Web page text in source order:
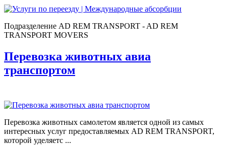
Подразделение AD REM TRANSPORT - AD REM
TRANSPORT MOVERS
Перевозка животных авиа
транспортом
Перевозка животных самолетом является одной из самых
интересных услуг предоставляемых AD REM TRANSPORT,
которой уделяетс ...